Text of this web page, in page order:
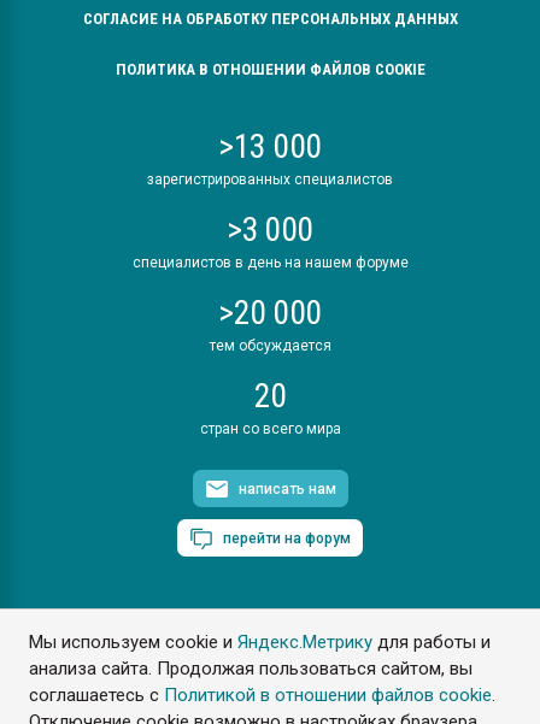
Мы используем cookie иЯндекс.Метрику для работы и
анализа сайта. Продолжая пользоваться сайтом, вы
соглашаетесь с Политикой в отношении файлов cookie.
СОГЛАСИЕ НА ОБРАБОТКУ ПЕРСОНАЛЬНЫХ ДАННЫХ
ПОЛИТИКА В ОТНОШЕНИИ ФАЙЛОВ COOKIE
>13 000
зарегистрированных специалистов
>3 000
специалистов в день на нашем форуме
>20 000
тем обсуждается
20
стран со всего мира
написать нам
перейти на форум
ПластЭксперт © 2006. Все права защищены
Разрешается копирование материалов сайта с обязательной
ссылкой на www.e-plastic.ru
Разработка сайта